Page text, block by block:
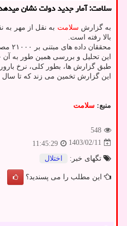
سلامت: آمار جدید دولت نشان میدهد که درصد زنان متاهل آمریکایی
به گزارش سلامت
بالا رفته است.
محققان داده های مبتنی بر ۲۱۰۰۰ مصاحبه با زنان و مردان ۱۵ تا ۴۹ ساله را بررسی کردند.
این تحلیل و بررسی همین طور به آن
طبق گزارش ها، بطور کلی، نرخ باروری مختل بین سالهای ۲۰۱۱ تا ۲۰۱۹ ثابت بوده است. در بین
این گزارش تخمین می زند که تا سال ۲۰۱۹ بیش از ۸.۵ میلیون زن آمریکایی ۱۵ تا ۴۴ ساله به صورتی مشکل باروری داشتند.
منبع: سلامت
548
1403/02/11
11:45:29
تگهای خبر:
اختلال
این مطلب را می پسندید؟